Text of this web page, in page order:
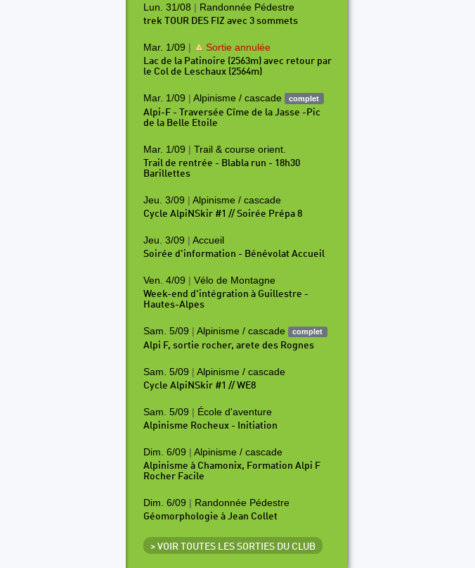
Lun. 31/08 | Randonnée Pédestre
trek TOUR DES FIZ avec 3 sommets
Mar. 1/09 | Sortie annulée
Lac de la Patinoire (2563m) avec retour par
le Col de Leschaux (2564m)
Mar. 1/09 | Alpinisme / cascade complet
Alpi-F - Traversée Cîme de la Jasse -Pic
de la Belle Etoile
Mar. 1/09 | Trail & course orient.
Trail de rentrée - Blabla run - 18h30
Barillettes
Jeu. 3/09 | Alpinisme / cascade
Cycle AlpiNSkir #1 // Soirée Prépa 8
Jeu. 3/09 | Accueil
Soirée d'information - Bénévolat Accueil
Ven. 4/09 | Vélo de Montagne
Week-end d'intégration à Guillestre -
Hautes-Alpes
Sam. 5/09 | Alpinisme / cascade complet
Alpi F, sortie rocher, arete des Rognes
Sam. 5/09 | Alpinisme / cascade
Cycle AlpiNSkir #1 // WE8
Sam. 5/09 | École d'aventure
Alpinisme Rocheux - Initiation
Dim. 6/09 | Alpinisme / cascade
Alpinisme à Chamonix, Formation Alpi F
Rocher Facile
Dim. 6/09 | Randonnée Pédestre
Géomorphologie à Jean Collet
> VOIR TOUTES LES SORTIES DU CLUB